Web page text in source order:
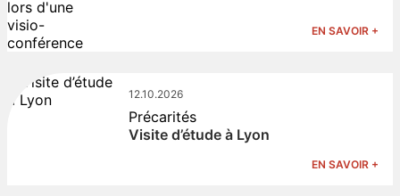
EN SAVOIR +
12.10.2026
Précarités
Visite d’étude à Lyon
EN SAVOIR +